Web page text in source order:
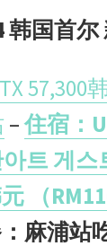
韩国首尔
57,300
–住宿：
트 게스
元 （
麻浦站